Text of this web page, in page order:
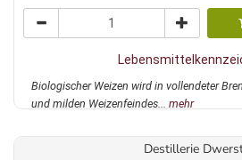
Biologischer Weizen wird in vollendeter
und milden Weizenfeindes... mehr
Destillerie